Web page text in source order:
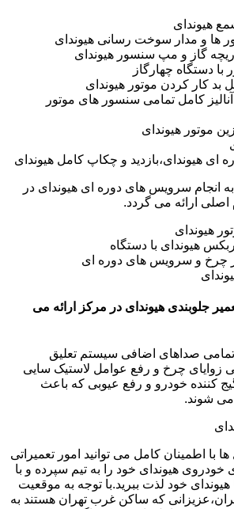
هیوندای
ها و مدار سوخت رسانی هیوندای
گاز و مپ سنسور هیوندای
دستگاه چهارگاز
بد کار کردن موتور هیوندای
کامل تمامی سنسور های موتور
موتور هیوندای
هیوندای،بازدید و چکاپ کامل هیوندای
انجام سرویس های دوره ای هیوندای در
ارائه می گردد.
هیوندای
هیوندای با دستگاه
چرخ و سرویس های دوره ای
جلوبندی هیوندای در مرکز ارائه می
صداهای اضافی سیستم تعلیق
زوایای چرخ و رفع عوامل لاستیک سایی
کننده خودرو و رفع عیوبی که باعث
می شوند.
با اطمینان کامل می توانید امور تعمیراتی
هیوندای خود را به تیم سپرده و با
خود لذت ببرید.با توجه به موقعیت
که ساکن غرب تهران هستند به